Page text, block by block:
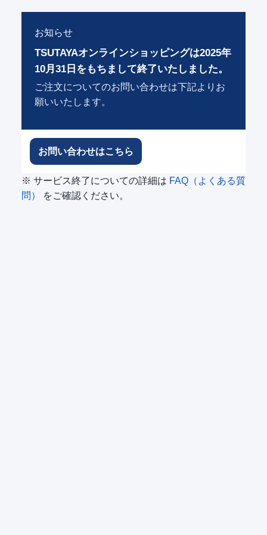
お知らせ
TSUTAYAオンラインショッピングは2025年
10月31日をもちまして終了いたしました。
ご注文についてのお問い合わせは下記よりお
願いいたします。
お問い合わせはこちら
※ サービス終了についての詳細は FAQ（よくある質
問）
をご確認ください。